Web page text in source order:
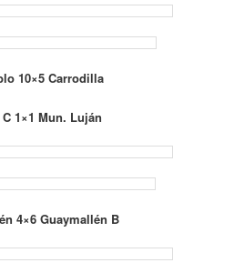
10×5 Carrodilla
C 1×1 Mun. Luján
4×6 Guaymallén B